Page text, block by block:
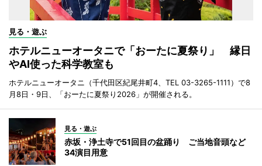
見る・遊ぶ
ホテルニューオータニで「おーたに夏祭り」 縁日
やAI使った科学教室も
ホテルニューオータニ（千代田区紀尾井町4、TEL 03-3265-1111）で8
月8日・9日、「おーたに夏祭り2026」が開催される。
見る・遊ぶ
赤坂・浄土寺で51回目の盆踊り ご当地音頭など
34演目用意